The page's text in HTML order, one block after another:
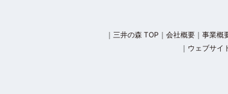
｜ 三井の森 TOP ｜ 会社概要 ｜ 事業概
｜ ウェブサイ